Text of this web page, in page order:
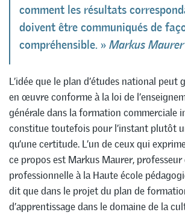
comment les résultats
doivent être communiqués de
compréhensible. » Markus Maurer
L’idée que le plan d’études national peut
en œuvre conforme à la loi de
générale dans la formation commerciale
constitue toutefois pour l’instant plutôt
qu’une certitude. L’un de ceux qui
ce propos est Markus Maurer, professeur
professionnelle à la Haute école
dit que dans le projet du plan de
d’apprentissage dans le domaine de la